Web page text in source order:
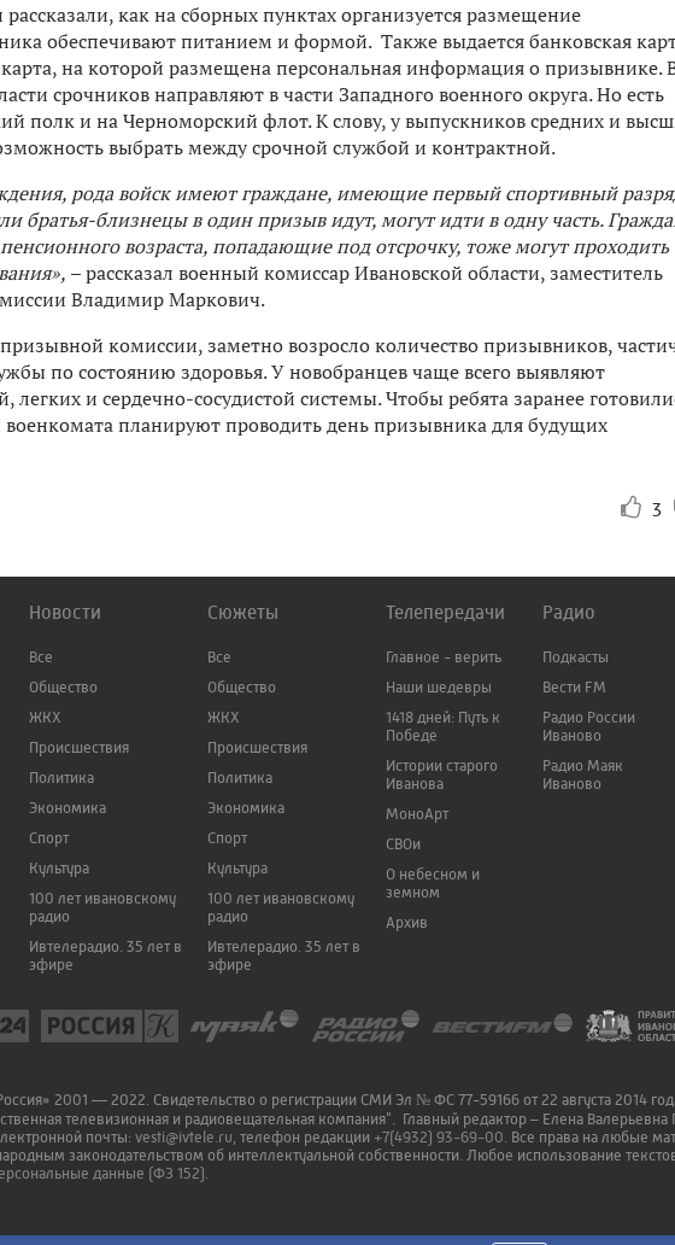
как на сборных пунктах организуется размещение
обеспечивают питанием и формой. Также выдается банковская
на которой размещена персональная информация о призывнике.
срочников направляют в части Западного военного округа. Но есть
полк и на Черноморский флот. К слову, у выпускников средних и
выбрать между срочной службой и контрактной.
рода войск имеют граждане, имеющие первый спортивный
братья-близнецы в один призыв идут, могут идти в одну часть.
возраста, попадающие под отсрочку, тоже могут проходить
– рассказал военный комиссар Ивановской области, заместитель
Владимир Маркович.
комиссии, заметно возросло количество призывников,
по состоянию здоровья. У новобранцев чаще всего выявляют
легких и сердечно-сосудистой системы. Чтобы ребята заранее
планируют проводить день призывника для будущих
3
Новости
Все
Общество
ЖКХ
Происшествия
Политика
Экономика
Спорт
Культура
100 лет ивановскому
радио
Ивтелерадио. 35 лет в
эфире
Сюжеты
Все
Общество
ЖКХ
Происшествия
Политика
Экономика
Спорт
Культура
100 лет ивановскому
радио
Ивтелерадио. 35 лет в
эфире
Телепередачи
Главное - верить
Наши шедевры
1418 дней: Путь к
Победе
Истории старого
Иванова
МоноАрт
СВОи
О небесном и
земном
Архив
Радио
Подкасты
Вести FM
Радио России
Иваново
Радио Маяк
Иваново
2001 — 2022. Свидетельство о регистрации СМИ Эл № ФС 77-59166 от 22 августа 2014
телевизионная и радиовещательная компания". Главный редактор – Елена
почты: vesti@ivtele.ru, телефон редакции +7(4932) 93-69-00. Все права на любые
законодательством об интеллектуальной собственности. Любое использование
данные (ФЗ 152).